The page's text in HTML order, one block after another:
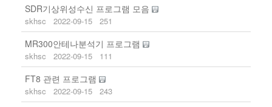
SDR기상위성수신 프로그램 모음
skhsc 2022-09-15 251
MR300안테나분석기 프로그램
skhsc 2022-09-15 111
FT8 관련 프로그램
skhsc 2022-09-15 243